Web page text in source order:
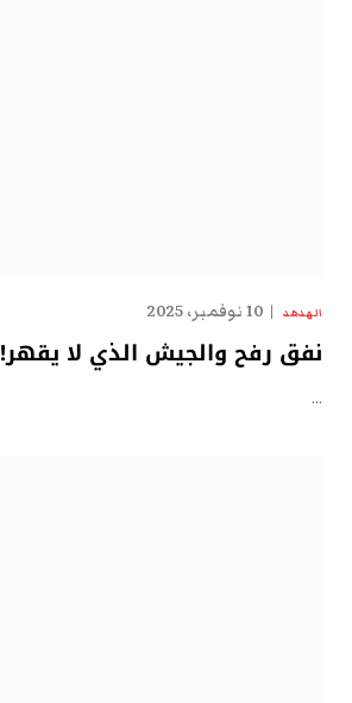
الهدهد 10 نوفمبر، 2025
نفق رفح والجيش الذي لا يقهر!
…